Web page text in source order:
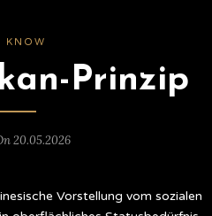
KNOW
Prinzip
20.05.2026
Vorstellung vom sozialen